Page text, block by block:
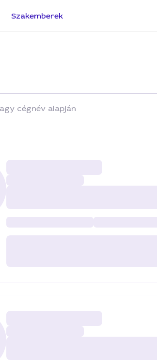
Szakemberek